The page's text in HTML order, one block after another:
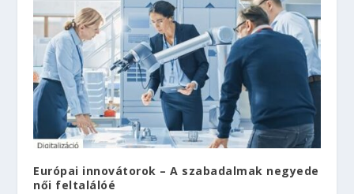
Európai innovátorok – A szabadalmak negyede
női feltalálóé